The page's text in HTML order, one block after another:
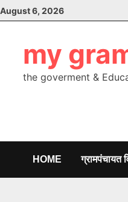
Skip
to
August 6, 2026
my
the goverment &
HOME ग्रामपंचायत